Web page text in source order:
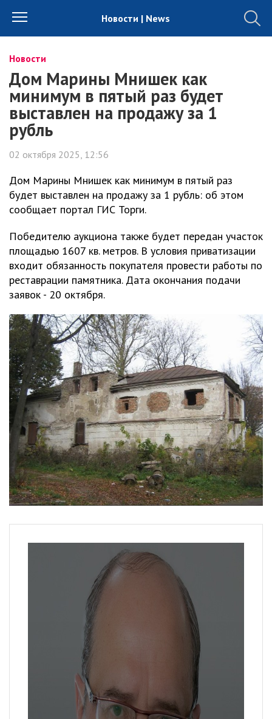
Новости | News
Новости
Дом Марины Мнишек как
минимум в пятый раз будет
выставлен на продажу за 1
рубль
02 октября 2025, 12:56
Дом Марины Мнишек как минимум в пятый раз
будет выставлен на продажу за 1 рубль: об этом
сообщает портал ГИС Торги.
Победителю аукциона также будет передан участок
площадью 1607 кв. метров. В условия приватизации
входит обязанность покупателя провести работы по
реставрации памятника. Дата окончания подачи
заявок - 20 октября.